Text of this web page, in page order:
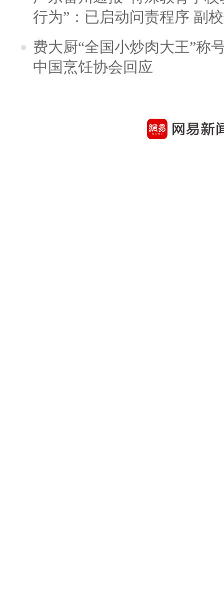
行为”：已启动问责程序 副
费大厨“全国小炒肉大王”称
中国烹饪协会回应